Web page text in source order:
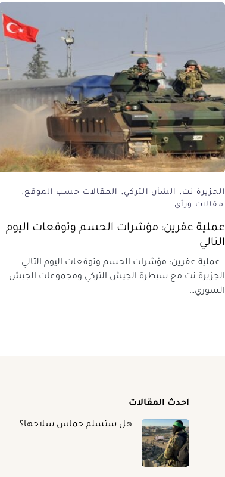
الجزيرة نت الشأن التركي
المقالات حسب الموقع
مقالات ورأي
عملية عفرين: مؤشرات الحسم وتوقعات اليوم
التالي
عملية عفرين: مؤشرات الحسم وتوقعات اليوم التالي
الجزيرة نت مع سيطرة الجيش التركي ومجموعات الجيش
السوري…
احدث المقالات
هل ستسلم حماس سلاحها؟